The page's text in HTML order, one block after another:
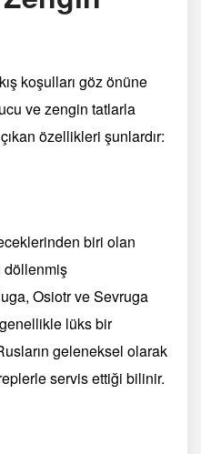
koşulları göz önüne
ve zengin tatlarla
özellikleri şunlardır:
biri olan
döllenmiş
Osiotr ve Sevruga
lüks bir
geleneksel olarak
servis ettiği bilinir.